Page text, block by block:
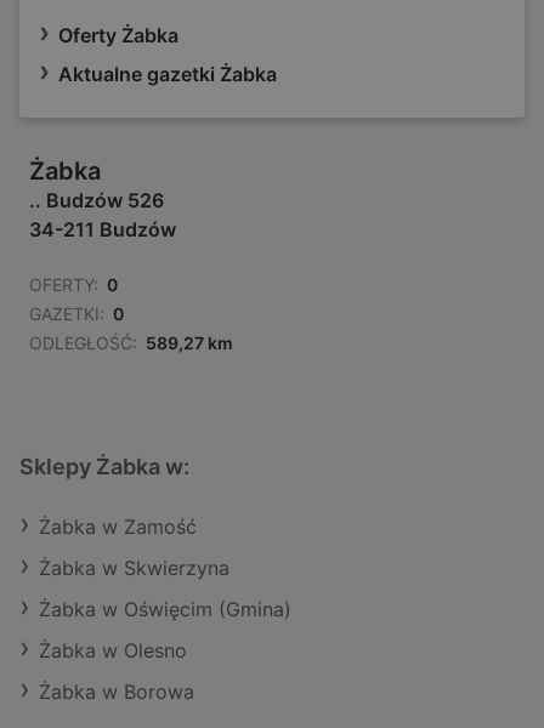
Oferty Żabka
Aktualne gazetki Żabka
Żabka
.. Budzów 526
34-211 Budzów
OFERTY: 0
GAZETKI: 0
ODLEGŁOŚĆ: 589,27 km
Sklepy Żabka w:
Żabka w Zamość
Żabka w Skwierzyna
Żabka w Oświęcim (Gmina)
Żabka w Olesno
Żabka w Borowa